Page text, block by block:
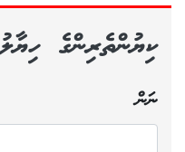
ކިޔުންތެރިންގެ ހިޔާލު
ނަން